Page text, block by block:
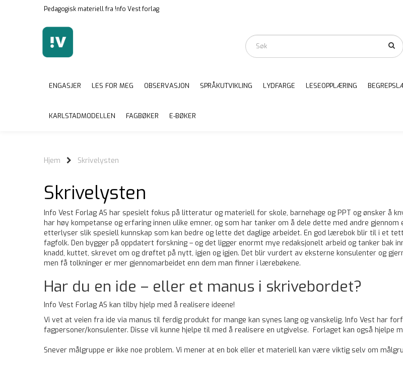
Pedagogisk materiell fra !nfo Vest forlag
ENGASJER LES FOR MEG OBSERVASJON SPRÅKUTVIKLING LYDFARGE LESEOPPLÆRING
KARLSTADMODELLEN FAGBØKER E-BØKER
Hjem Skrivelysten
Skrivelysten
Info Vest Forlag AS har spesielt fokus på litteratur og materiell for skole, barnehage og PPT og ønsker
har høy kompetanse og erfaring innen ulike emner, og som har tanker om å dele dette med andre
etterlyser slik spesiell kunnskap som kan bedre og lette det daglige arbeidet. En god lærebok blir til i et
fagfolk. Den bygger på oppdatert forskning – og det ligger enormt mye redaksjonelt arbeid og tanker
knadd, kuttet, skrevet om og drøftet på nytt, igjen og igjen. Det blir vurdert av eksterne konsulenter og
men få tolkninger er mer gjennomarbeidet enn dem man finner i lærebøkene.
Har du en ide – eller et manus i skrivebordet?
Info Vest Forlag AS kan tilby hjelp med å realisere ideene!
Vi vet at veien fra ide via manus til ferdig produkt for mange kan synes lang og vanskelig. Info Vest har
fagpersoner/konsulenter. Disse vil kunne hjelpe til med å realisere en utgivelse. Forlaget kan også hjelpe
Snever målgruppe er ikke noe problem. Vi mener at en bok eller et materiell kan være viktig selv om